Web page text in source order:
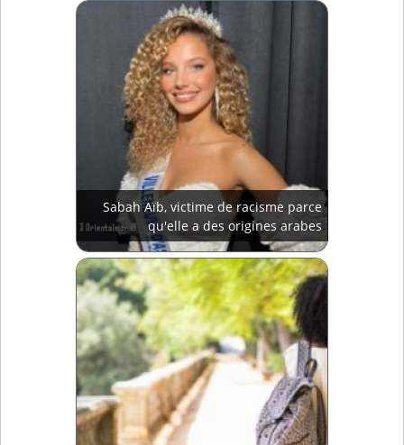
Sabah Aïb, victime de racisme parce
qu'elle a des origines arabes